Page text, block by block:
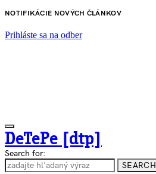
NOTIFIKÁCIE NOVÝCH ČLÁNKOV
Prihláste sa na odber
DeTePe [dtp]
ČLÁNKY
Search for:
SEARCH